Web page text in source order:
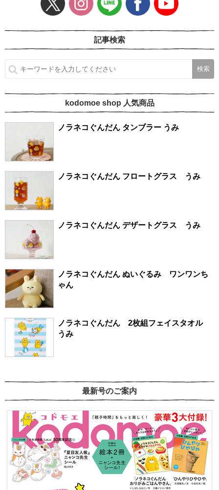
記事検索
kodomoe shop 人気商品
ノラネコぐんだん タンブラー うみ
ノラネコぐんだん フロートグラス うみ
ノラネコぐんだん デザートグラス うみ
ノラネコぐんだん ぬいぐるみ ワンワンち
ゃん
ノラネコぐんだん 2枚組フェイスタオル
うみ
最新号のご案内